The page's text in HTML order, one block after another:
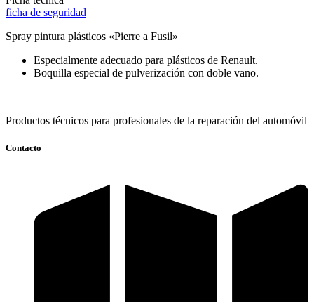
ficha de seguridad
Spray pintura plásticos «Pierre a Fusil»
Especialmente adecuado para plásticos de Renault.
Boquilla especial de pulverización con doble vano.
Productos técnicos para profesionales de la reparación del automóvil
Contacto